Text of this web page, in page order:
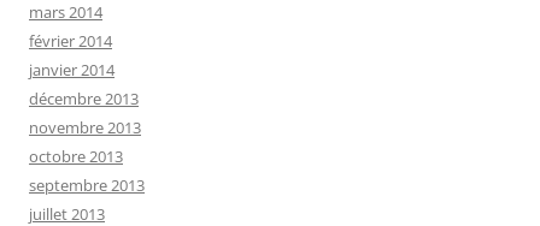
mars 2014
février 2014
janvier 2014
décembre 2013
novembre 2013
octobre 2013
septembre 2013
juillet 2013